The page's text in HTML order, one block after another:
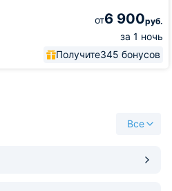
от6 900руб.
за 1 ночь
Получите345 бонусов
Все